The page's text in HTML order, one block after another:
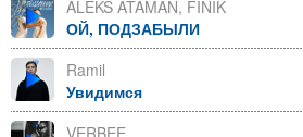
ALEKS ATAMAN, FINIK
ОЙ, ПОДЗАБЫЛИ
Ramil
Увидимся